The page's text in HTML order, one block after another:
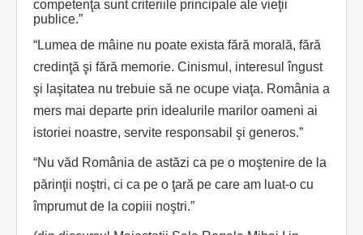
competenţa sunt criteriile principale ale vieţii
publice.”
“Lumea de mâine nu poate exista fără morală, fără
credinţă şi fără memorie. Cinismul, interesul îngust
şi laşitatea nu trebuie să ne ocupe viaţa. România a
mers mai departe prin idealurile marilor oameni ai
istoriei noastre, servite responsabil şi generos.”
“Nu văd România de astăzi ca pe o moştenire de la
părinţii noştri, ci ca pe o ţară pe care am luat-o cu
împrumut de la copiii noştri.”